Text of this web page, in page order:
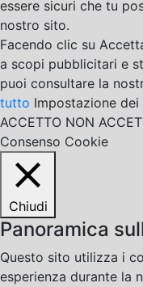
essere sicuri che tu
nostro sito.
Facendo clic su
a scopi pubblicitari e
puoi consultare la
tutto Impostazione
ACCETTO NON
Consenso Cookie
Chiudi
Panoramica
Questo sito utilizza i
esperienza durante la